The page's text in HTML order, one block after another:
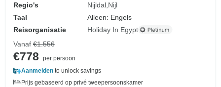
Regio's
Nijldal Nijl
Taal
Alleen: Engels
Reisorganisatie
Holiday In Egypt
Vanaf €1.556
€778
per persoon
Aanmelden to unlock savings
Prijs gebaseerd op privé tweepersoonskamer